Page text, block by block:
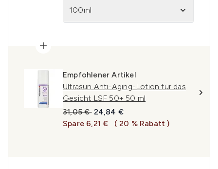
100ml
Empfohlener Artikel
Ultrasun Anti-Aging-Lotion für das
Gesicht LSF 50+ 50 ml
Unverbindliche Preisempfehlung:
31,05 € Aktueller Preis:
24,84 €
Spare 6,21 €
( 20 % Rabatt )